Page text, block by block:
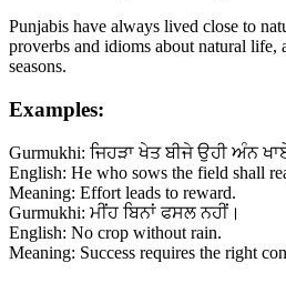
Punjabis have always lived close to
proverbs and idioms about natural life,
seasons.
Examples:
Gurmukhi: ਜਿਹੜਾ ਖੇਤ ਬੀਜੇ ਉਹੀ ਅੰਨ
English: He who sows the field shall
Meaning: Effort leads to reward.
Gurmukhi: ਮੀਂਹ ਬਿਨਾਂ ਫਸਲ ਨਹੀਂ।
English: No crop without rain.
Meaning: Success requires the right